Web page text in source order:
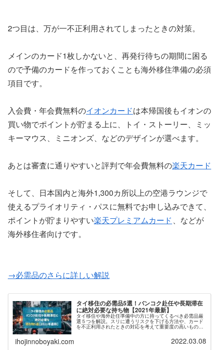
2つ目は、万が一不正利用されてしまったときの対策。
メインのカード1枚しかないと、再発行待ちの期間に困る
ので予備のカードを作っておくことも海外移住準備の必須
項目です。
入会費・年会費無料のイオンカードは本帰国後もイオンの
買い物でポイントが貯まる上に、トイ・ストーリー、ミッ
キーマウス、ミニオンズ、などのデザインが選べます。
あとは審査に通りやすいと評判で年会費無料の楽天カード
そして、日本国内と海外1,300カ所以上の空港ラウンジで
使えるプライオリティ・パスに無料でお申し込みできて、
ポイントが貯まりやすい楽天プレミアムカード 、などが
海外移住者向けです。
→必需品のさらに詳しい解説
タイ移住の必需品5選！バンコク赴任や長期滞在
に絶対必要な持ち物【2021年最新】
タイ移住や海外赴任準備中の方に持ってくるべき必需品厳
選５つを解説。スリに遭うリスクを下げる方法や、カード
を不正利用されたときの対応を考えて重要度の高いものが
住10年で、当たり前だけど大切だと感じたマストアイテム
ihojinnoboyaki.com 2022.03.08